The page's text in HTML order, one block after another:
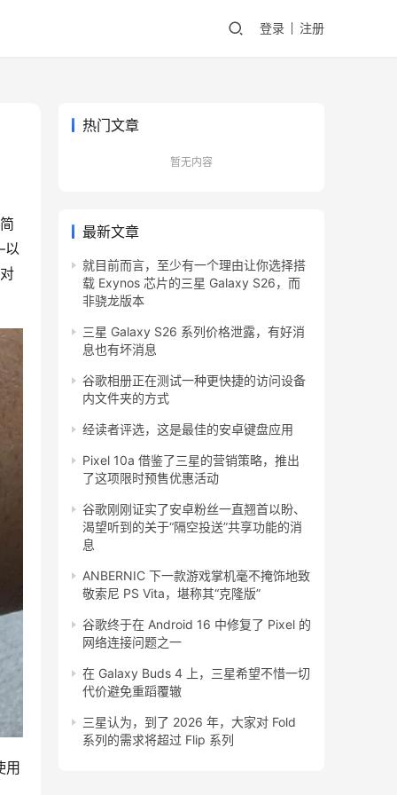
登录 注册
以
用
热门文章
暂无内容
最新文章
就目前而言，至少有一个理由让你选择搭
载 Exynos 芯片的三星 Galaxy S26，而
非骁龙版本
三星 Galaxy S26 系列价格泄露，有好消
息也有坏消息
谷歌相册正在测试一种更快捷的访问设备
内文件夹的方式
经读者评选，这是最佳的安卓键盘应用
Pixel 10a 借鉴了三星的营销策略，推出
了这项限时预售优惠活动
谷歌刚刚证实了安卓粉丝一直翘首以盼、
渴望听到的关于“隔空投送”共享功能的消
息
ANBERNIC 下一款游戏掌机毫不掩饰地致
敬索尼 PS Vita，堪称其“克隆版”
谷歌终于在 Android 16 中修复了 Pixel 的
网络连接问题之一
在 Galaxy Buds 4 上，三星希望不惜一切
代价避免重蹈覆辙
三星认为，到了 2026 年，大家对 Fold
系列的需求将超过 Flip 系列